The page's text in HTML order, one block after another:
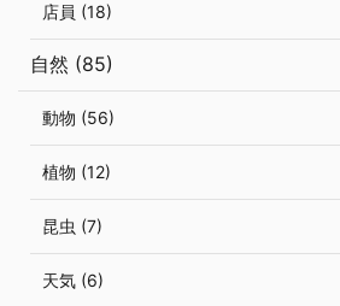
店員 (18)
自然 (85)
動物 (56)
植物 (12)
昆虫 (7)
天気 (6)